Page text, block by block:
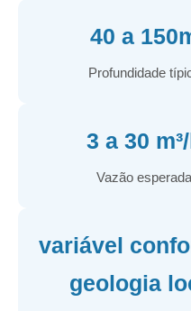
40 a
Profundidade
3 a 30
Vazão esperada
variável
geologia